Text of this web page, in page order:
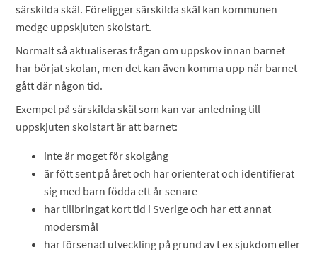
särskilda skäl. Föreligger särskilda skäl kan kommunen
medge uppskjuten skolstart.
Normalt så aktualiseras frågan om uppskov innan barnet
har börjat skolan, men det kan även komma upp när barnet
gått där någon tid.
Exempel på särskilda skäl som kan var anledning till
uppskjuten skolstart är att barnet:
inte är moget för skolgång
är fött sent på året och har orienterat och identifierat
sig med barn födda ett år senare
har tillbringat kort tid i Sverige och har ett annat
modersmål
har försenad utveckling på grund av t ex sjukdom eller